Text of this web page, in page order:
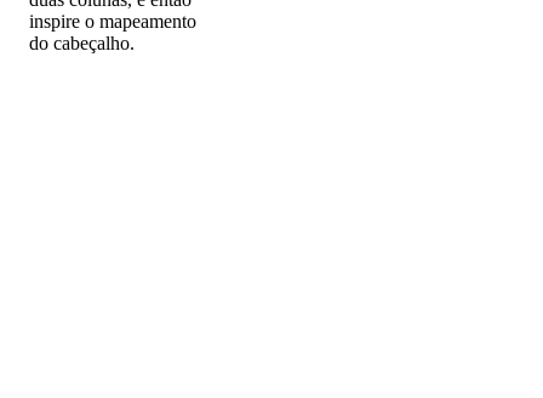
inspire o mapeamento
do cabeçalho.